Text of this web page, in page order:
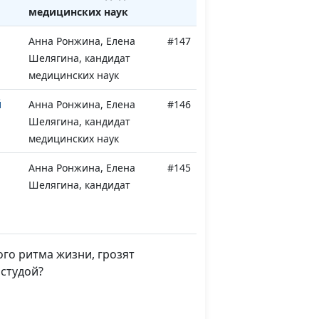
медицинских наук
Анна Ронжина, Елена
Шелягина, кандидат
медицинских наук
#147
Анна Ронжина, Елена
Шелягина, кандидат
медицинских наук
#146
Анна Ронжина, Елена
Шелягина, кандидат
#145
Анна Ронжина, Елена
медицинских наук
#144
ритма жизни, грозят